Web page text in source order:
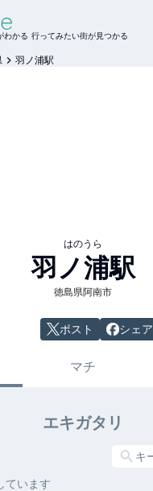
わかる 行ってみたい街が見つかる
羽ノ浦駅
はのうら
羽ノ浦駅
徳島県阿南市
ポスト シェア
マチ
エキガタリ
ています